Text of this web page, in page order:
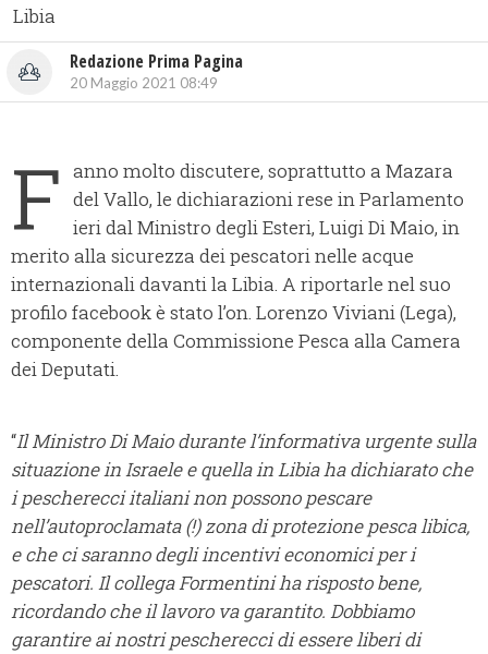
Libia
Redazione Prima Pagina
20 Maggio 2021 08:49
F anno molto discutere, soprattutto a Mazara
del Vallo, le dichiarazioni rese in Parlamento
ieri dal Ministro degli Esteri, Luigi Di Maio, in
merito alla sicurezza dei pescatori nelle acque
internazionali davanti la Libia. A riportarle nel suo
profilo facebook è stato l’on. Lorenzo Viviani (Lega),
componente della Commissione Pesca alla Camera
dei Deputati.
“Il Ministro Di Maio durante l’informativa urgente sulla
situazione in Israele e quella in Libia ha dichiarato che
i pescherecci italiani non possono pescare
nell’autoproclamata (!) zona di protezione pesca libica,
e che ci saranno degli incentivi economici per i
pescatori. Il collega Formentini ha risposto bene,
ricordando che il lavoro va garantito. Dobbiamo
garantire ai nostri pescherecci di essere liberi di